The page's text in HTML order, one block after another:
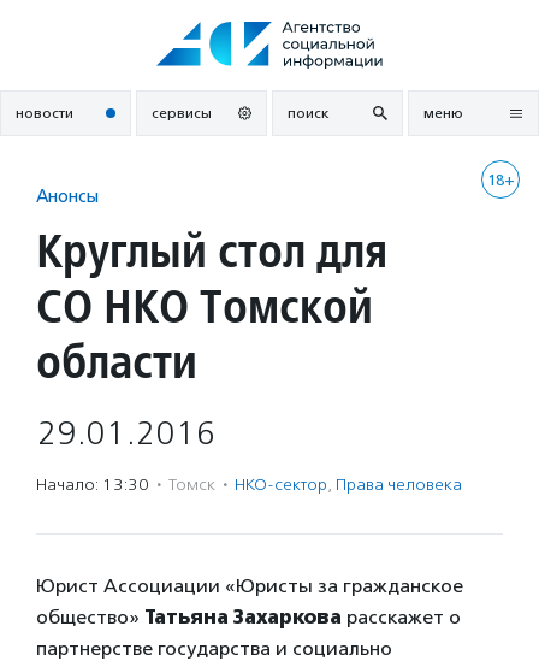
новости сервисы поиск меню
18+
Анонсы
Круглый стол для
СО НКО Томской
области
29.01.2016
Начало: 13:30 · Томск · НКО-сектор, Права человека
Юрист Ассоциации «Юристы за гражданское
общество» Татьяна Захаркова расскажет о
партнерстве государства и социально